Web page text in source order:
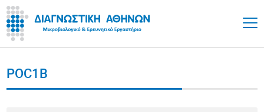
POC1B